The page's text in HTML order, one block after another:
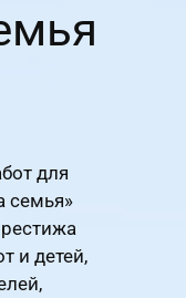
для
семья»
и детей,